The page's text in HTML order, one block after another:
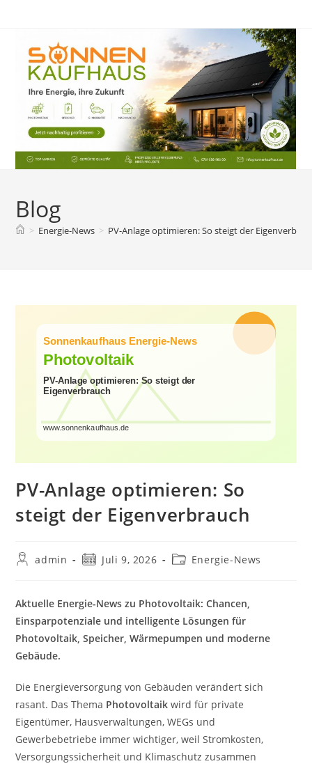
Blog
> Energie-News > PV-Anlage optimieren: So steigt der
PV-Anlage optimieren: So
steigt der Eigenverbrauch
Beitrags-
admin
BeitragJuli 9, 2026
Beitrags-
Energie-News
Aktuelle Energie-News zu Photovoltaik: Chancen,
Einsparpotenziale und intelligente Lösungen für
Photovoltaik, Speicher, Wärmepumpen und moderne
Gebäude.
Die Energieversorgung von Gebäuden verändert sich
rasant. Das Thema Photovoltaik wird für private
Eigentümer, Hausverwaltungen, WEGs und
Gewerbebetriebe immer wichtiger, weil Stromkosten,
Versorgungssicherheit und Klimaschutz zusammen